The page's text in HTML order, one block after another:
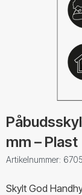
mm – Plast
Artikelnummer:
Skylt God